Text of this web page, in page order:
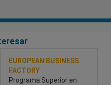
EUROPEAN BUSINESS
FACTORY
Programa Superior en